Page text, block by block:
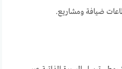
ضيافة ومشاريع.